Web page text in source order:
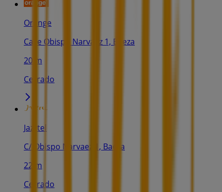
Orange
Calle Obispo Narvaez 1, Baeza
20 m
Cerrado
Jazztel
C/ Obispo Narvaez 1, Baeza
22 m
Cerrado